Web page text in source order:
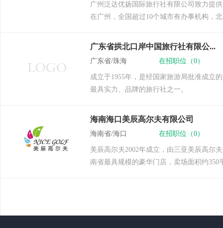
广州泛达优扬国际旅行社有限公司致力提
在广州，全国超过10个城市有办事机构，
广东省拱北口岸中国旅行社有限公...
广东省/珠海 在招职位（0）
成立于1955年，是经国家旅游局批准成立
最具实力、品牌的旅行社之一。
海南海口美辰高尔夫有限公司
海南省/海口 在招职位（0）
美辰高尔夫2002年成立，由三亚美辰高尔
南省最具规模的豪华门店，卖场面积约